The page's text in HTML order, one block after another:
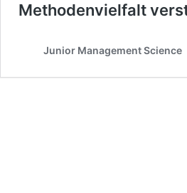
Methodenvielfalt
Junior Management Science